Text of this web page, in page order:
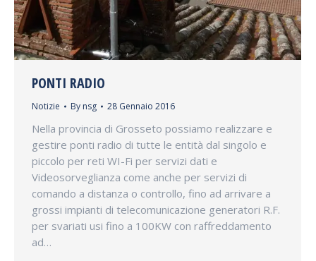
PONTI RADIO
Notizie By nsg 28 Gennaio 2016
Nella provincia di Grosseto possiamo realizzare e
gestire ponti radio di tutte le entità dal singolo e
piccolo per reti WI-Fi per servizi dati e
Videosorveglianza come anche per servizi di
comando a distanza o controllo, fino ad arrivare a
grossi impianti di telecomunicazione generatori R.F.
per svariati usi fino a 100KW con raffreddamento
ad…